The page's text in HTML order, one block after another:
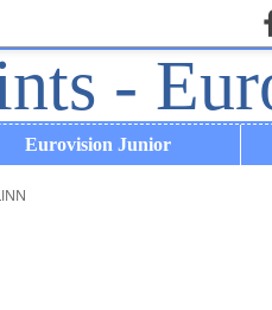
Eurovision Junior